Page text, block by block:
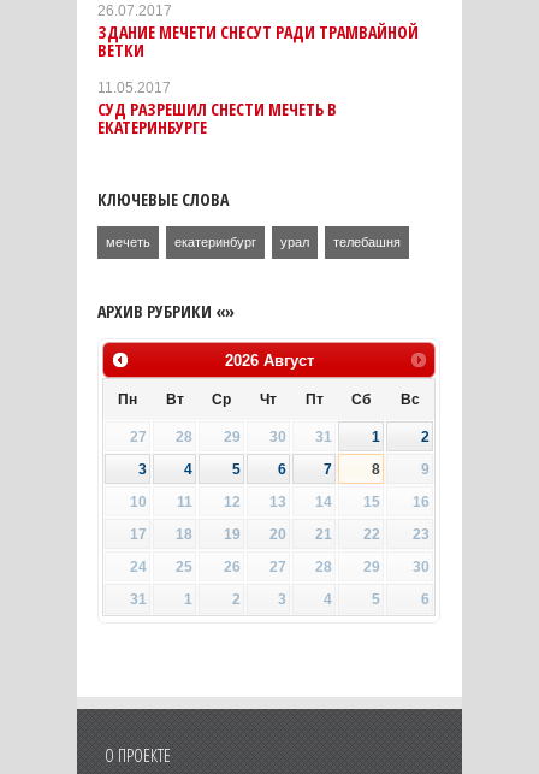
26.07.2017
ЗДАНИЕ МЕЧЕТИ СНЕСУТ РАДИ ТРАМВАЙНОЙ
ВЕТКИ
11.05.2017
СУД РАЗРЕШИЛ СНЕСТИ МЕЧЕТЬ В
ЕКАТЕРИНБУРГЕ
КЛЮЧЕВЫЕ СЛОВА
мечеть екатеринбург урал телебашня
АРХИВ РУБРИКИ «»
2026 Август
Пн Вт Ср Чт Пт Сб Вс
27 28 29 30 31 1
2
3
4 5 6 7 8
9
10
11 12 13 14 15
16
17
18 19 20 21 22
23
24
25 26 27 28 29
30
31
1 2 3 4 5 6
О ПРОЕКТЕ